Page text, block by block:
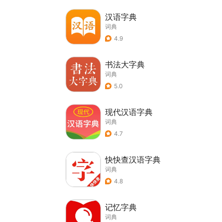
汉语字典
词典
4.9
书法大字典
词典
5.0
现代汉语字典
词典
4.7
快快查汉语字典
词典
4.8
记忆字典
词典